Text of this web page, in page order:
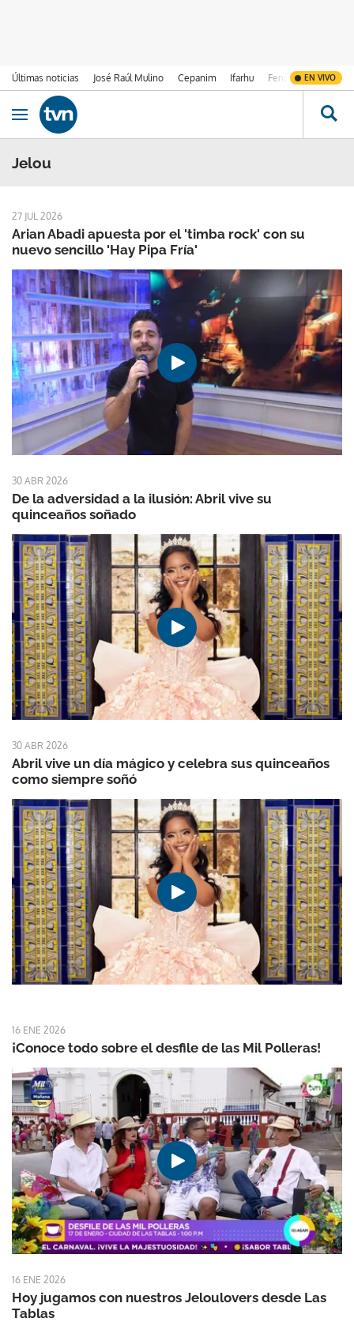
Últimas noticias José Raúl Mulino Cepanim Ifarhu Fenómeno de El
EN VIVO
Ir al contenido
Obrir navegació
Jelou
27 JUL 2026
Arian Abadi apuesta por el 'timba rock' con su
nuevo sencillo 'Hay Pipa Fría'
30 ABR 2026
De la adversidad a la ilusión: Abril vive su
quinceaños soñado
30 ABR 2026
Abril vive un día mágico y celebra sus quinceaños
como siempre soñó
16 ENE 2026
¡Conoce todo sobre el desfile de las Mil Polleras!
16 ENE 2026
Hoy jugamos con nuestros Jeloulovers desde Las
Tablas